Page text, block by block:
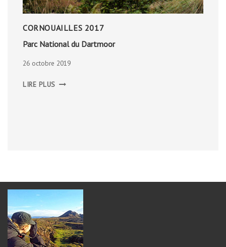
CORNOUAILLES 2017
Parc National du Dartmoor
26 octobre 2019
LIRE PLUS NATIONAL